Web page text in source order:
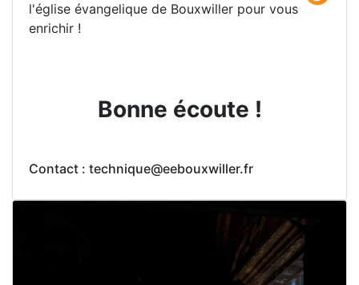
l'église évangelique de Bouxwiller pour vous
enrichir !
Bonne écoute !
Contact : technique@eebouxwiller.fr